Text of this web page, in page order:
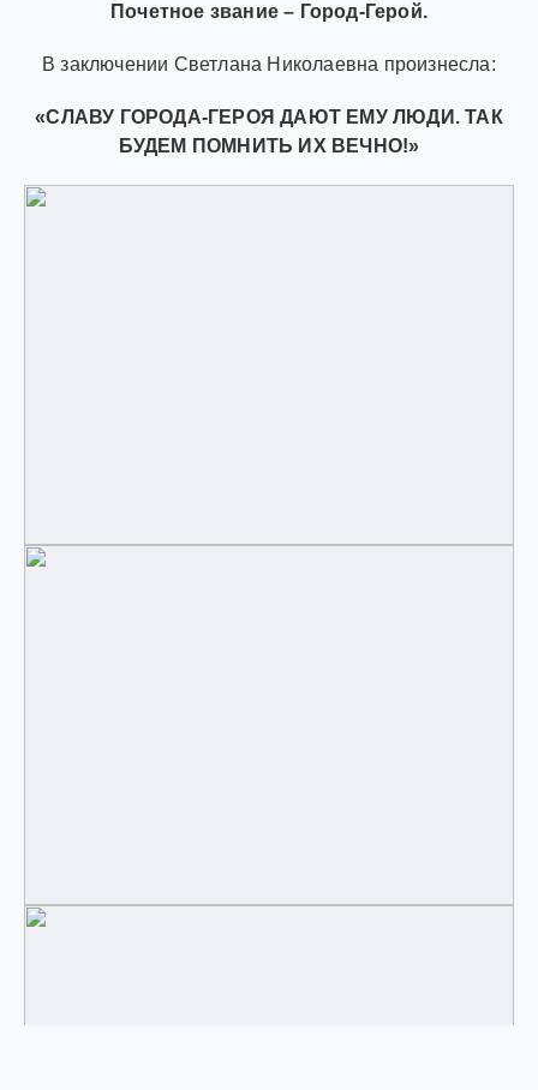
Почетное звание – Город-Герой.
В заключении Светлана Николаевна произнесла:
«СЛАВУ ГОРОДА-ГЕРОЯ ДАЮТ ЕМУ ЛЮДИ. ТАК
БУДЕМ ПОМНИТЬ ИХ ВЕЧНО!»